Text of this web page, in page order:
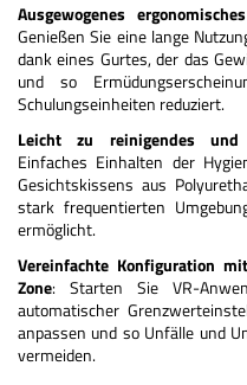
Ausgewogenes
Genießen Sie eine lange
dank eines Gurtes, der das
und so
Schulungseinheiten reduziert.
Leicht zu reinigendes und
Einfaches Einhalten der
Gesichtskissens aus
stark frequentierten
ermöglicht.
Vereinfachte Konfiguration
Zone: Starten Sie VR-
automatischer
anpassen und so Unfälle und
vermeiden.